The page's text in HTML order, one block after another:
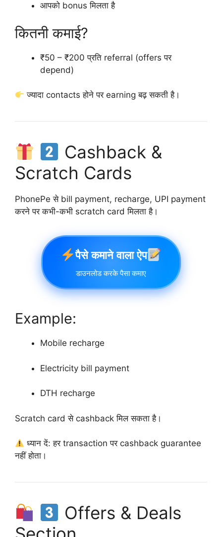
आपको bonus मिलता है
कितनी कमाई?
₹50 – ₹200 प्रति referral (offers पर
depend)
ज्यादा contacts होने पर earning बढ़ सकती है।
Cashback &
Scratch Cards
PhonePe से bill payment, recharge, UPI payment
करने पर कभी-कभी scratch card मिलता है।
पैसे कमाने वाला ऐप
डाउनलोड करके पैसा कमाए
Example:
Mobile recharge
Electricity bill payment
DTH recharge
Scratch card से cashback मिल सकता है।
ध्यान दें: हर transaction पर cashback guarantee
नहीं होता।
Offers & Deals